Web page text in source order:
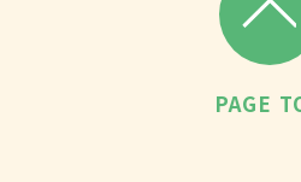
PAGE